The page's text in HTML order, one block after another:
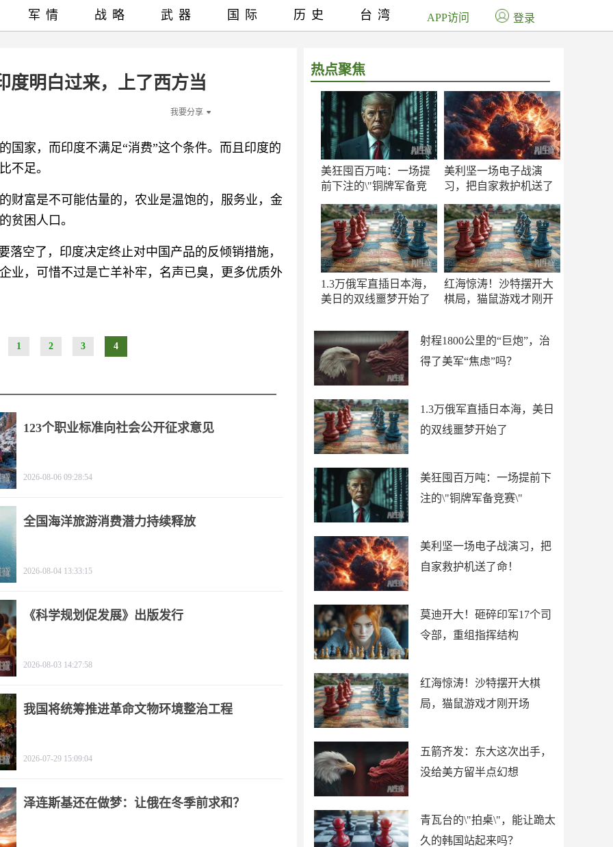
度明白过来，上了西方当
我要分享
国家，而印度不满足“消费”这个条件。而且印度的
不足。
财富是不可能估量的，农业是温饱的，服务业，金
贫困人口。
落空了，印度决定终止对中国产品的反倾销措施，
业，可惜不过是亡羊补牢，名声已臭，更多优质外
1 2 3 4
热点聚焦
美狂囤百万吨：一场提
前下注的\"铜牌军备竞
美利坚一场电子战演
习，把自家救护机送了
1.3万俄军直插日本海，
美日的双线噩梦开始了
红海惊涛！沙特摆开大
棋局，猫鼠游戏才刚开
射程1800公里的“巨炮”，治
得了美军“焦虑”吗？
1.3万俄军直插日本海，美日
的双线噩梦开始了
美狂囤百万吨：一场提前下
注的\"铜牌军备竞赛\"
美利坚一场电子战演习，把
自家救护机送了命！
莫迪开大！砸碎印军17个司
令部，重组指挥结构
红海惊涛！沙特摆开大棋
局，猫鼠游戏才刚开场
五箭齐发：东大这次出手，
没给美方留半点幻想
青瓦台的\"拍桌\"，能让跪太
久的韩国站起来吗？
军情 战略 武器 国际 历史 台湾 APP访问 登录
123个职业标准向社会公开征求意见
2026-08-06 09:28:54
全国海洋旅游消费潜力持续释放
2026-08-04 13:33:15
《科学规划促发展》出版发行
2026-08-03 14:27:58
我国将统筹推进革命文物环境整治工程
2026-07-29 15:09:04
泽连斯基还在做梦：让俄在冬季前求和？